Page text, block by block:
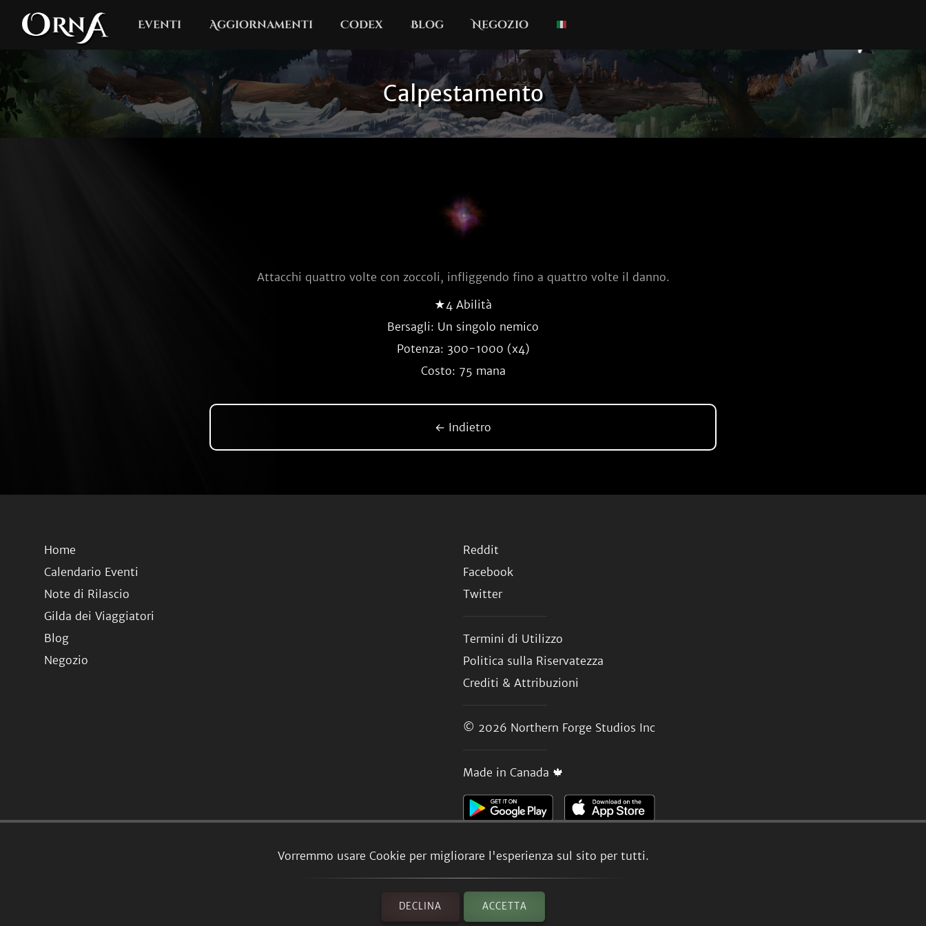
Eventi Aggiornamenti Codex Blog Negozio
Calpestamento
Vorremmo usare Cookie per migliorare l'esperienza sul sito per tutti.
DECLINA ACCETTA
Attacchi quattro volte con zoccoli, infliggendo fino a quattro volte il danno.
★4 Abilità
Bersagli: Un singolo nemico
Potenza: 300-1000 (x4)
Costo: 75 mana
← Indietro
Home
Calendario Eventi
Note di Rilascio
Gilda dei Viaggiatori
Blog
Negozio
Reddit
Facebook
Twitter
Termini di Utilizzo
Politica sulla Riservatezza
Crediti & Attribuzioni
© 2026 Northern Forge Studios Inc
Made in Canada 🍁